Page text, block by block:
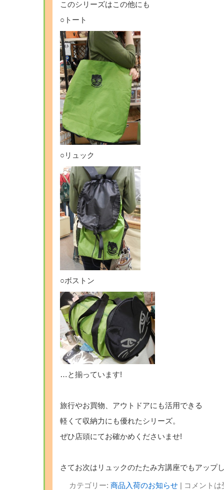
このシリーズはこの他にも
○トート
○リュック
○ボストン
…と揃っています!
旅行やお買物、アウトドアにも活用できる
軽くて収納力にも優れたシリーズ。
ぜひ店頭にてお確かめくださいませ!
さてお次はリュックのたたみ方講座でもアップ
カテゴリー: 商品入荷のお知らせ| コメント